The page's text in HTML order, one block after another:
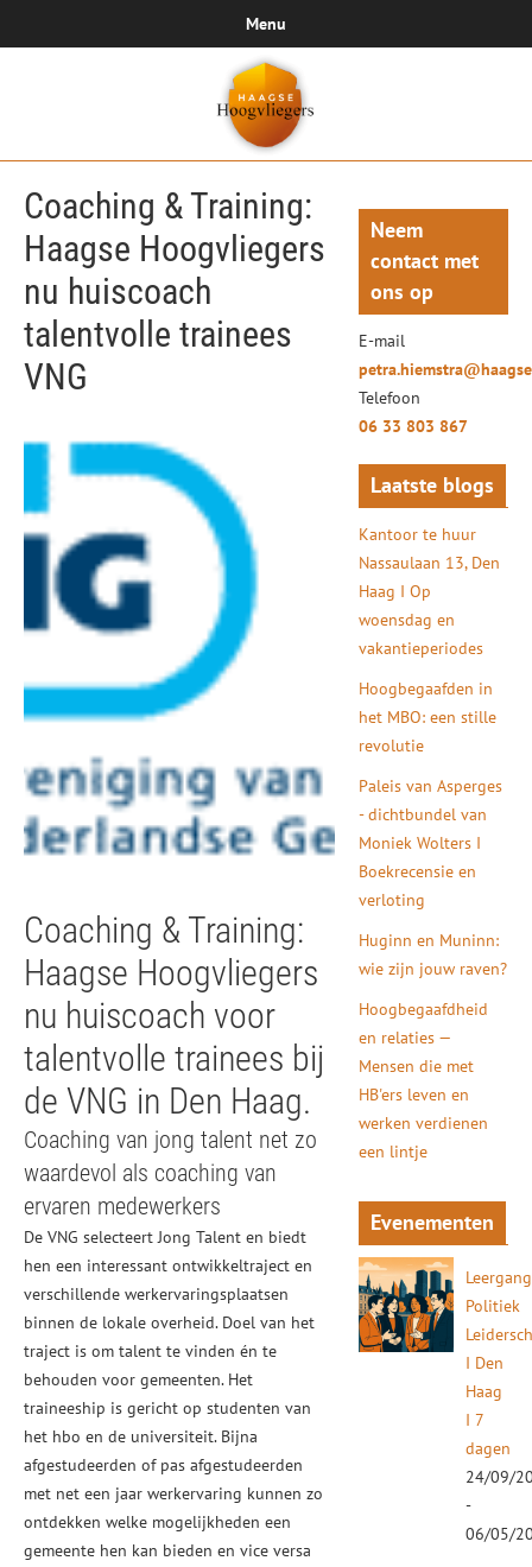
Menu
Coaching & Training:
Haagse Hoogvliegers
nu huiscoach
talentvolle trainees
VNG
Coaching & Training:
Haagse Hoogvliegers
nu huiscoach voor
talentvolle trainees bij
de VNG in Den Haag.
Coaching van jong talent net zo
waardevol als coaching van
ervaren medewerkers
De VNG selecteert Jong Talent en biedt
hen een interessant ontwikkeltraject en
verschillende werkervaringsplaatsen
binnen de lokale overheid. Doel van het
traject is om talent te vinden én te
behouden voor gemeenten. Het
traineeship is gericht op studenten van
het hbo en de universiteit. Bijna
afgestudeerden of pas afgestudeerden
met net een jaar werkervaring kunnen zo
ontdekken welke mogelijkheden een
gemeente hen kan bieden en vice versa
Neem
contact met
ons op
E-mail
Telefoon
06 33 803 867
Laatste blogs
Kantoor te huur
Nassaulaan 13, Den
Haag I Op
woensdag en
vakantieperiodes
Hoogbegaafden in
het MBO: een stille
revolutie
Paleis van Asperges
- dichtbundel van
Moniek Wolters I
Boekrecensie en
verloting
Huginn en Muninn:
wie zijn jouw raven?
Hoogbegaafdheid
en relaties —
Mensen die met
HB'ers leven en
werken verdienen
een lintje
Evenementen
Leergang
Politiek
I Den
Haag
I 7
dagen
24/09/
-
06/05/